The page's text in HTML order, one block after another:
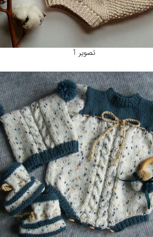
تصویر 1